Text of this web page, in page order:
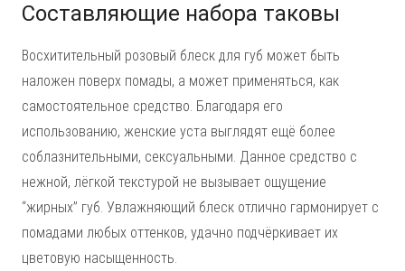
Составляющие набора таковы
Восхитительный розовый блеск для губ может быть
наложен поверх помады, а может применяться, как
самостоятельное средство. Благодаря его
использованию, женские уста выглядят ещё более
соблазнительными, сексуальными. Данное средство с
нежной, лёгкой текстурой не вызывает ощущение
“жирных” губ. Увлажняющий блеск отлично гармонирует с
помадами любых оттенков, удачно подчёркивает их
цветовую насыщенность.